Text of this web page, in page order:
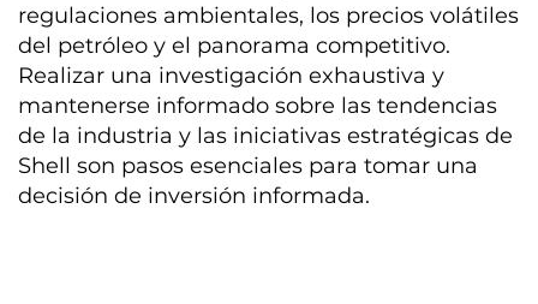
regulaciones ambientales, los precios volátiles
del petróleo y el panorama competitivo.
Realizar una investigación exhaustiva y
mantenerse informado sobre las tendencias
de la industria y las iniciativas estratégicas de
Shell son pasos esenciales para tomar una
decisión de inversión informada.